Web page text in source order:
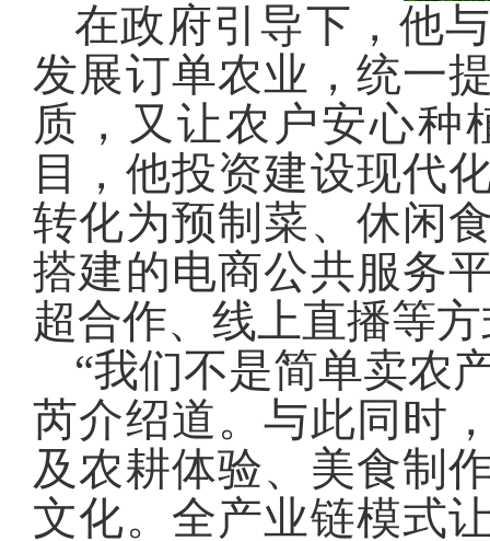
在政府引导下，他
发展订单农业，统一
质，又让农户安心种
目，他投资建设现代
转化为预制菜、休闲
搭建的电商公共服务
超合作、线上直播等
“我们不是简单卖农
芮介绍道。与此同时
及农耕体验、美食制
文化。全产业链模式